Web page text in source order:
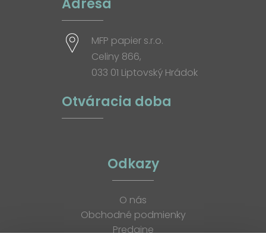
Adresa
MFP papier s.r.o.
Celiny 866,
033 01 Liptovský Hrádok
Otváracia doba
Odkazy
O nás
Obchodné podmienky
Predajne